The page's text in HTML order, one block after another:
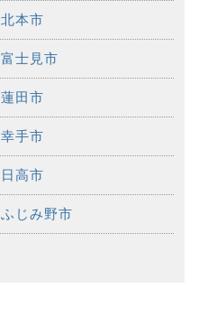
北本市
富士見市
蓮田市
幸手市
日高市
ふじみ野市